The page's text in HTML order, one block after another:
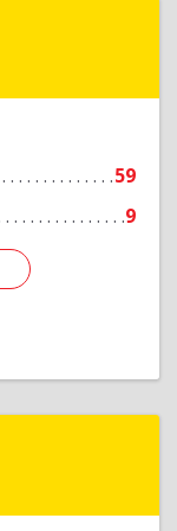
59
9
Подробнее